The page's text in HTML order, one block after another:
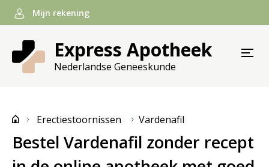
Mijn rekening
Express Apotheek
Nederlandse Geneeskunde
Erectiestoornissen Vardenafil
Bestel Vardenafil zonder recept